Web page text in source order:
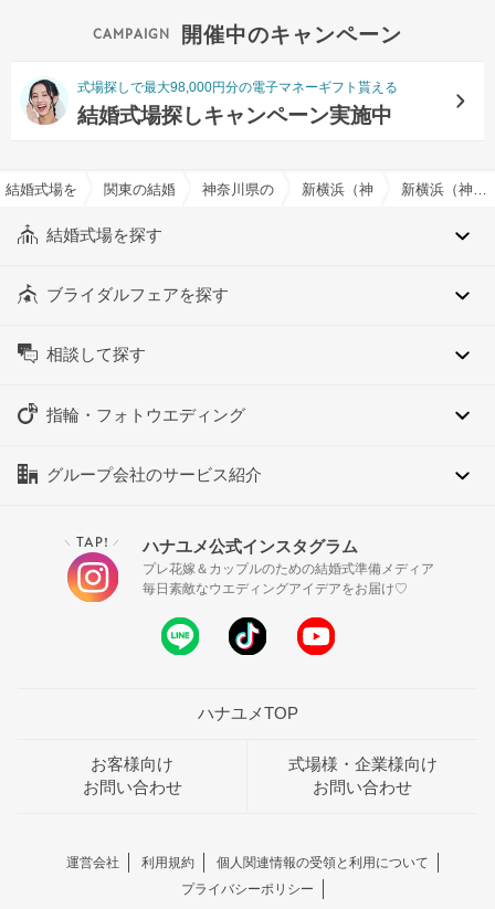
開催中のキャンペーン
式場探しで最大98,000円分の電子マネーギフト貰える
結婚式場探しキャンペーン実施中
結婚式場を探すならハナユメ
関東の結婚式場神奈川県の結婚式場新横浜（神奈川県）の結婚式
結婚式場を探す
ブライダルフェアを探す
相談して探す
指輪・フォトウエディング
グループ会社のサービス紹介
＼ TAP! ／ ハナユメ公式インスタグラム
プレ花嫁＆カップルのための結婚式準備メディア
毎日素敵なウエディングアイデアをお届け♡
ハナユメTOP
お客様向け
お問い合わせ
式場様・企業様向け
お問い合わせ
運営会社 利用規約
個人関連情報の受領と利用について
プライバシーポリシー